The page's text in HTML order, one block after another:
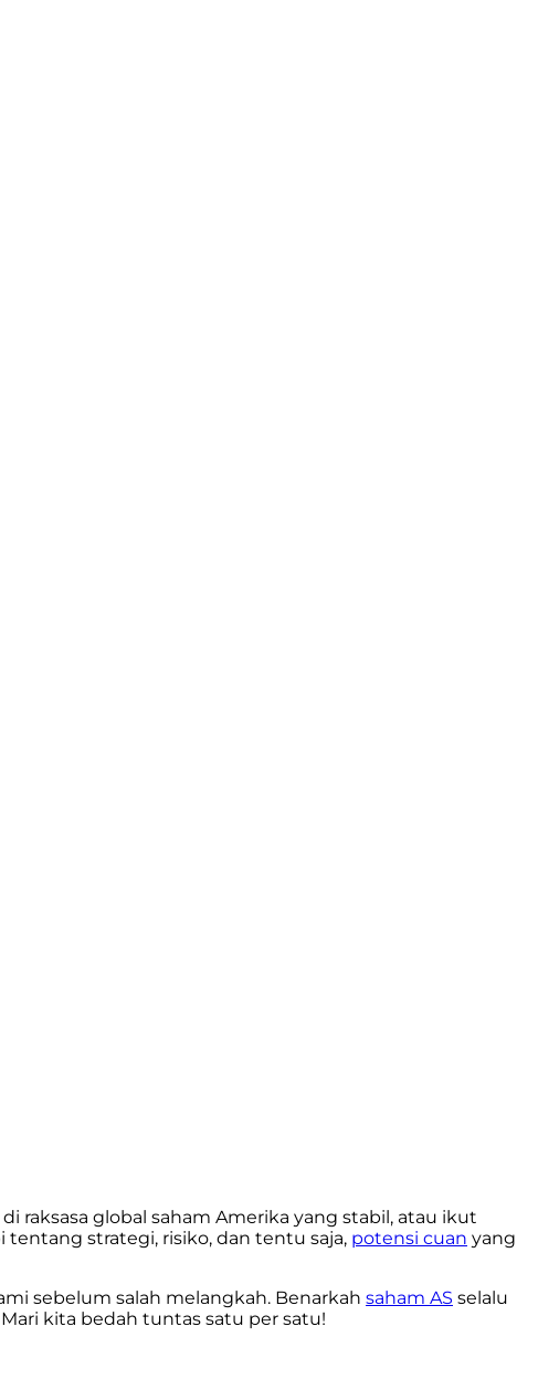
raksasa global saham Amerika yang stabil, atau ikut
strategi, risiko, dan tentu saja, potensi cuan yang
sebelum salah melangkah. Benarkah saham AS selalu
kita bedah tuntas satu per satu!